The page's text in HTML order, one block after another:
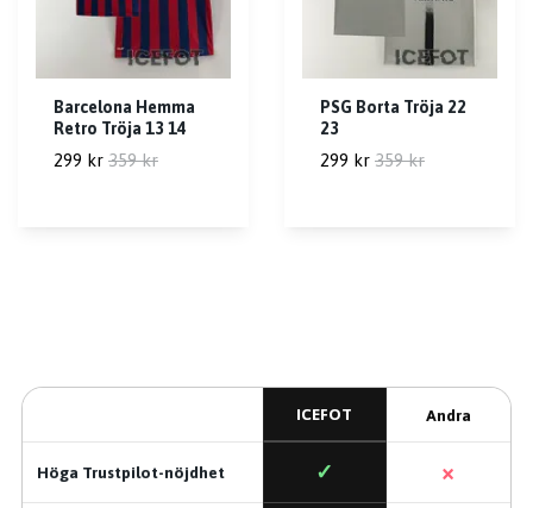
Barcelona Hemma
Retro Tröja 13 14
299 kr 359 kr
PSG Borta Tröja 22
23
299 kr 359 kr
ICEFOT Andra
Höga Trustpilot-nöjdhet ✓ ×